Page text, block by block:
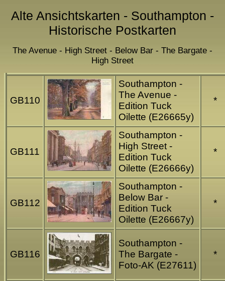
Alte Ansichtskarten - Southampton -
Historische Postkarten
The Avenue - High Street - Below Bar - The Bargate -
High Street
GB110
Southampton -
The Avenue -
Edition Tuck
Oilette (E26665y)
*
GB111
Southampton -
High Street -
Edition Tuck
Oilette (E26666y)
*
GB112
Southampton -
Below Bar -
Edition Tuck
Oilette (E26667y)
*
GB116
Southampton -
The Bargate -
Foto-AK (E27611)
*